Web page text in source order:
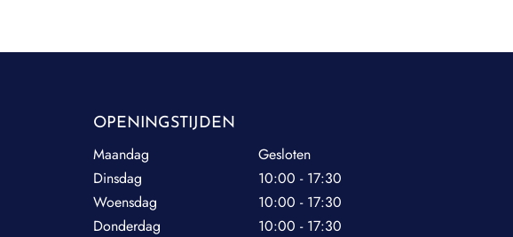
OPENINGSTIJDEN
Maandag
Gesloten
Dinsdag
10:00 - 17:30
Woensdag
10:00 - 17:30
Donderdag
10:00 - 17:30